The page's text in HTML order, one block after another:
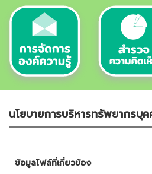
นโยบายการบริหารทรัพยากรบุ
ข้อมูลไฟล์ที่เกี่ยวข้อง